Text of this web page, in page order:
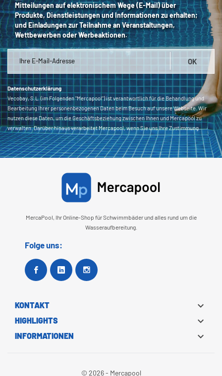
Mitteilungen auf elektronischem Wege (E-Mail) über
Produkte, Dienstleistungen und Informationen zu erhalten;
und Einladungen zur Teilnahme an Veranstaltungen,
Wettbewerben oder Werbeaktionen.
Datenschutzerklärung
Vecobay, S.L. (im Folgenden "Mercapool") ist verantwortlich für die Behandlung und
Bearbeitung Ihrer personenbezogenen Daten beim Besuch auf unsere Webseite. Wir
nutzen diese Daten, um die Geschäftsbeziehung zwischen Ihnen und Mercapool zu
verwalten. Darüber hinaus verarbeitet Mercapool, wenn Sie uns Ihre Zustimmung
erteilen, andere Daten wie Produktinformationen, Einkäufe, Reparaturen usw., die Sie
in uns in diesem Formular und/oder auf andere Weise zur Verfügung gestellt haben, um
Ihnen personalisierte Mitteilungen unserer Produkte auf dem o.a. Wege zu senden. Sie
jederzeit zu widerrufen. Senden Sie dazu eine E-Mail an
Sie können jederzeit Ihre Datenschutzrechte ausüben, indem Sie eine E-Mail an
senden oder wenden Sie sich schriftlich mit dem Betreff '
MercaPool, Ihr Online-Shop für Schwimmbäder und alles rund um die
Wasseraufbereitung.
Folge uns:
Facebook Google +
KONTAKT 
HIGHLIGHTS 
INFORMATIONEN 
© 2026 - Mercapool